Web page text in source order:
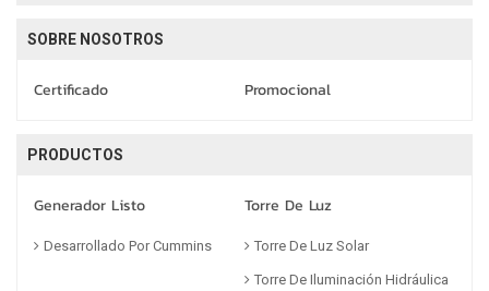
SOBRE NOSOTROS
Certificado Promocional
PRODUCTOS
Generador Listo
Desarrollado Por Cummins
Torre De Luz
Torre De Luz Solar
Torre De Iluminación Hidráulica